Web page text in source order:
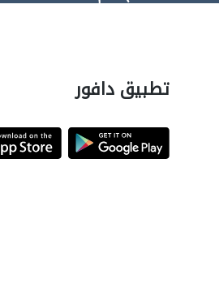
تطبيق دافور